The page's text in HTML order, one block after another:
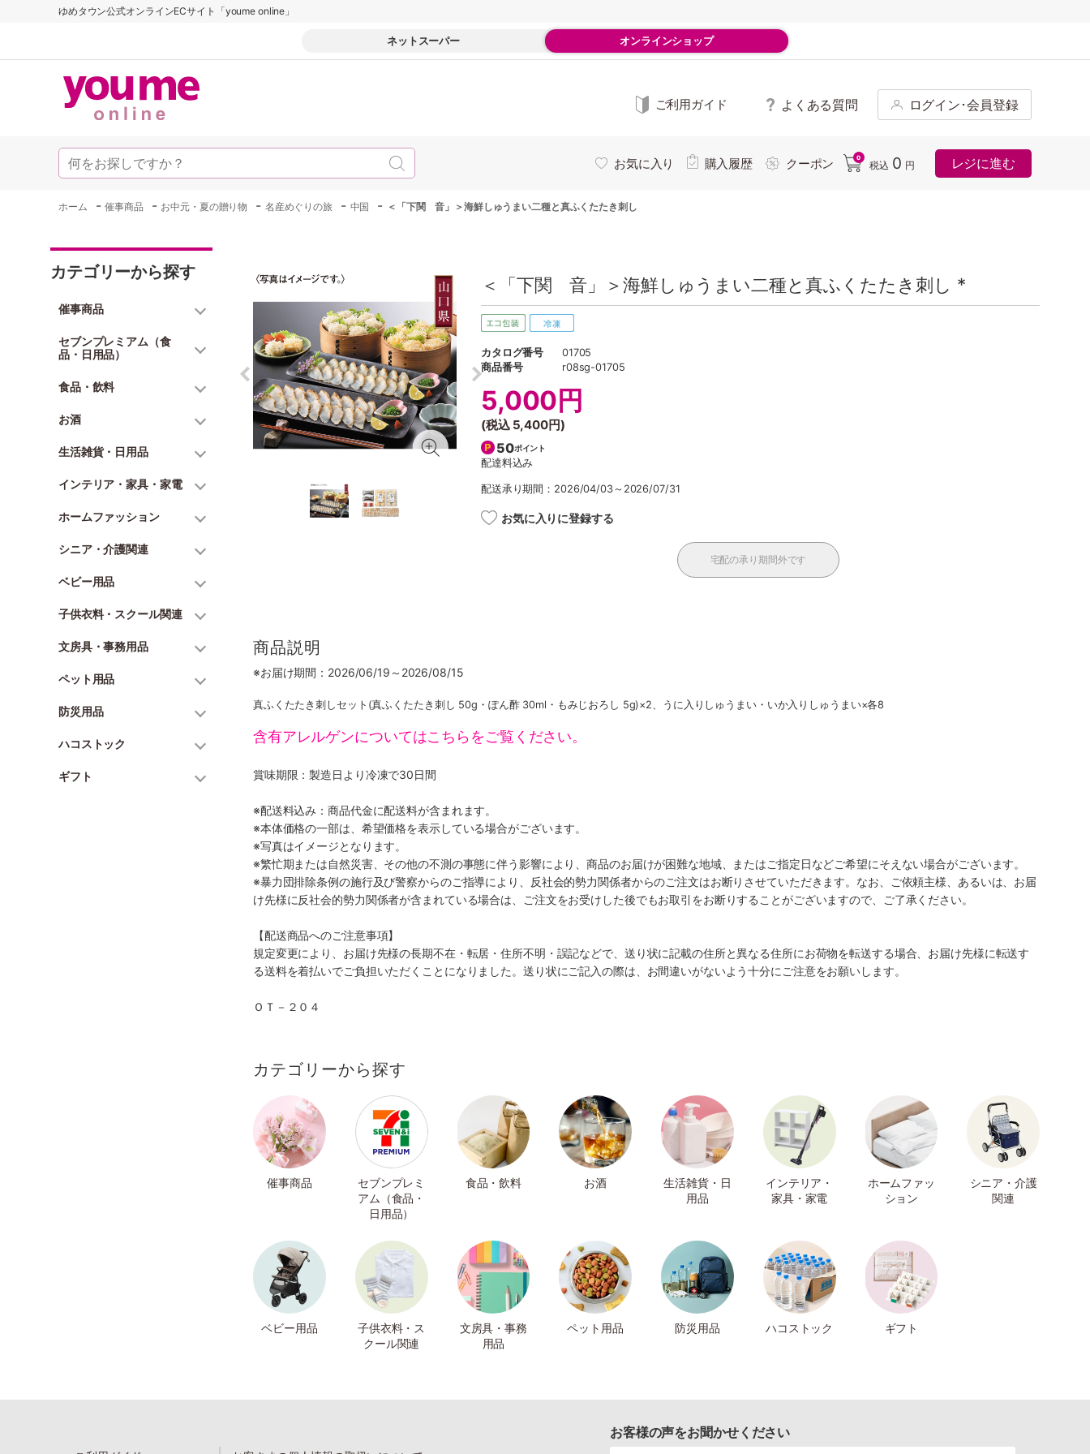
ゆめタウン公式オンラインECサイト「youme online」
ネットスーパー オンラインショップ
ご利用ガイド よくある質問 ログイン･会員登録
お気に入り 購入履歴 クーポン 0
税込 0 円 レジに進む
ホーム -催事商品 - お中元・夏の贈り物 - 名産めぐりの旅 - 中国 - ＜「下関 音」＞海鮮しゅうまい二種と真ふくたたき刺し
カテゴリーから探す
催事商品
セブンプレミアム（食
品・日用品）
食品・飲料
お酒
生活雑貨・日用品
インテリア・家具・家電
ホームファッション
シニア・介護関連
ベビー用品
子供衣料・スクール関連
文房具・事務用品
ペット用品
防災用品
ハコストック
ギフト
＜「下関 音」＞海鮮しゅうまい二種と真ふくたたき刺し *
カタログ番号
01705
商品番号
r08sg-01705
5,000円
(税込 5,400円)
50ポイント
配達料込み
配送承り期間：2026/04/03～2026/07/31
お気に入りに登録する
宅配の承り期間外です
商品説明
※お届け期間：2026/06/19～2026/08/15
真ふくたたき刺しセット(真ふくたたき刺し 50g・ぽん酢 30ml・もみじおろし 5g)×2、うに入りしゅうまい・いか入りしゅうまい×各8
含有アレルゲンについてはこちらをご覧ください。
賞味期限：製造日より冷凍で30日間
※配送料込み：商品代金に配送料が含まれます。
※本体価格の一部は、希望価格を表示している場合がございます。
※写真はイメージとなります。
※繁忙期または自然災害、その他の不測の事態に伴う影響により、商品のお届けが困難な地域、またはご指定日などご希望にそえない場合がございます。
※暴力団排除条例の施行及び警察からのご指導により、反社会的勢力関係者からのご注文はお断りさせていただきます。なお、ご依頼主様、あるいは、お届
け先様に反社会的勢力関係者が含まれている場合は、ご注文をお受けした後でもお取引をお断りすることがございますので、ご了承ください。
【配送商品へのご注意事項】
規定変更により、お届け先様の長期不在・転居・住所不明・誤記などで、送り状に記載の住所と異なる住所にお荷物を転送する場合、お届け先様に転送す
る送料を着払いでご負担いただくことになりました。送り状にご記入の際は、お間違いがないよう十分にご注意をお願いします。
ＯＴ－２０４
カテゴリーから探す
催事商品
セブンプレミ
アム（食品・
日用品）
食品・飲料 お酒
生活雑貨・日
用品
インテリア・
家具・家電
ホームファッ
ション
シニア・介護
関連
ベビー用品
子供衣料・ス
クール関連
文房具・事務
用品
ペット用品 防災用品 ハコストック ギフト
お客様の声をお聞かせください